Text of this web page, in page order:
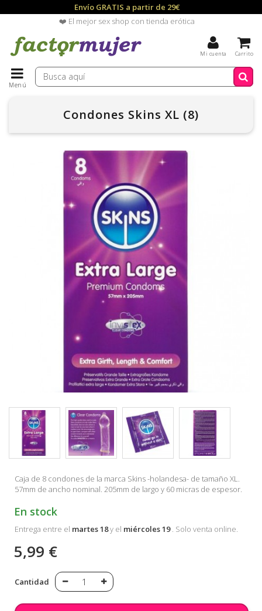
Envío GRATIS a partir de 29€
❤️ El mejor sex shop con tienda erótica
Carrito
Mi cuenta
Menú
Condones Skins XL (8)
Caja de 8 condones de la marca Skins -holandesa- de tamaño XL.
57mm de ancho nominal. 205mm de largo y 60 micras de espesor.
En stock
Entrega entre el martes 18y el miércoles 19 . Solo venta online.
5,99 €
Cantidad